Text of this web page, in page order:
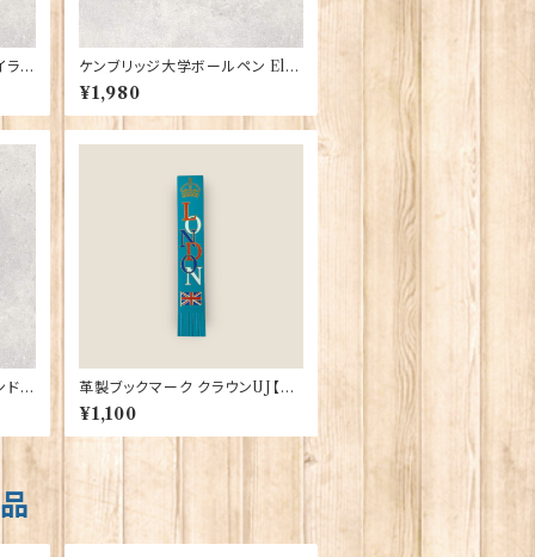
ラン
ケンブリッジ大学ボールペン Elg
ate Products 90415（73399）
¥1,980
ドン
革製ブックマーク クラウンUJ【タ
ーコイズ】R.C.Brady 90382-T
urqoise
¥1,100